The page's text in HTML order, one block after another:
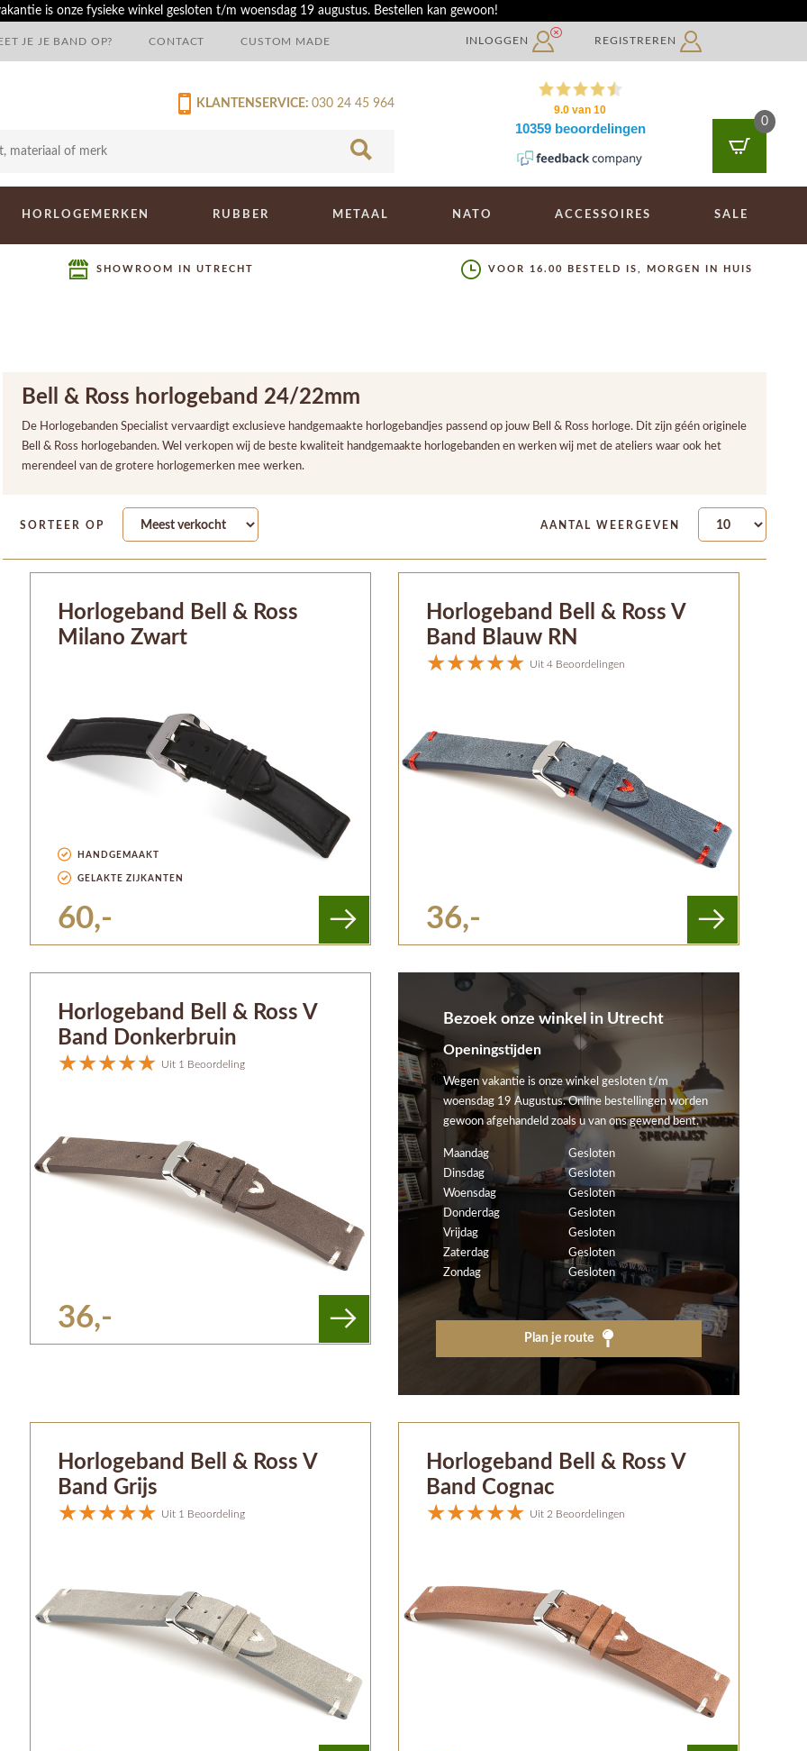
is onze fysieke winkel gesloten t/m woensdag 19 augustus. Bestellen kan gewoon!
JE JE BAND OP? CONTACT CUSTOM MADE INLOGGEN REGISTREREN
030 24 45 964
KLANTENSERVICE:
0
HORLOGEMERKEN RUBBER METAAL NATO ACCESSOIRES SALE
SHOWROOM IN UTRECHT VOOR 16.00 BESTELD IS, MORGEN IN HUIS
Bell & Ross horlogeband 24/22mm
De Horlogebanden Specialist vervaardigt exclusieve handgemaakte horlogebandjes passend op jouw Bell & Ross horloge. Dit zijn géén originele
Bell & Ross horlogebanden. Wel verkopen wij de beste kwaliteit handgemaakte horlogebanden en werken wij met de ateliers waar ook het
merendeel van de grotere horlogemerken mee werken.
SORTEER OP AANTAL WEERGEVEN
Horlogeband Bell & Ross
Milano Zwart
HANDGEMAAKT
GELAKTE ZIJKANTEN
60,-
Horlogeband Bell & Ross V
Band Blauw RN
Uit 4 Beoordelingen
36,-
Horlogeband Bell & Ross V
Band Donkerbruin
Uit 1 Beoordeling
36,-
Bezoek onze winkel in Utrecht
Openingstijden
Wegen vakantie is onze winkel gesloten t/m
woensdag 19 Augustus. Online bestellingen worden
gewoon afgehandeld zoals u van ons gewend bent.
Maandag
Gesloten
Dinsdag
Gesloten
Woensdag
Gesloten
Donderdag
Gesloten
Vrijdag
Gesloten
Zaterdag
Gesloten
Zondag
Gesloten
Plan je route
Horlogeband Bell & Ross V
Band Grijs
Uit 1 Beoordeling
Horlogeband Bell & Ross V
Band Cognac
Uit 2 Beoordelingen